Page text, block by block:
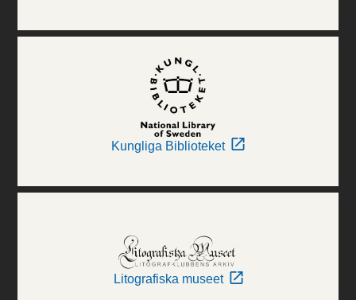
Kungliga Biblioteket
Litografiska museet